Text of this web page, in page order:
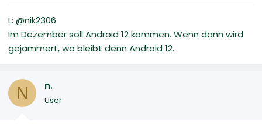
L: @nik2306
Im Dezember soll Android 12 kommen. Wenn dann wird
gejammert, wo bleibt denn Android 12.
N n.
User